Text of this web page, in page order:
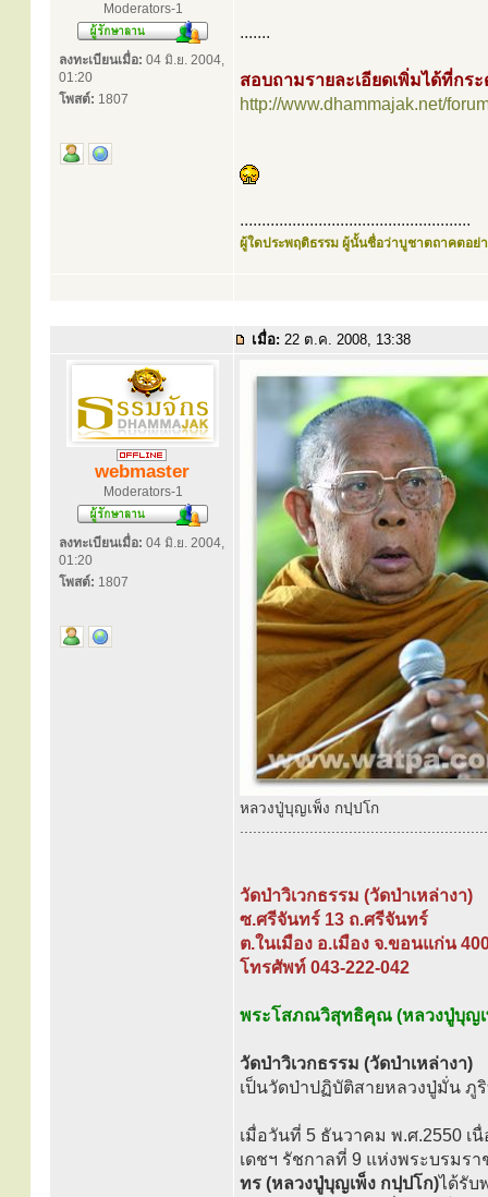
Moderators-1
ลงทะเบียนเมื่อ: 04 มิ.ย. 2004,
01:20
โพสต์: 1807
.......
สอบถามรายละเอียดเพิ่มได้ที่กร
http://www.dhammajak.net/
.....................................................
ผู้ใดประพฤติธรรม ผู้นั้นชื่อว่าบูชาตถาคตอย่า
เมื่อ: 22 ต.ค. 2008, 13:38
webmaster
Moderators-1
ลงทะเบียนเมื่อ: 04 มิ.ย. 2004,
01:20
โพสต์: 1807
หลวงปู่บุญเพ็ง กปฺปโก
วัดป่าวิเวกธรรม (วัดป่าเหล่างา)
ซ.ศรีจันทร์ 13 ถ.ศรีจันทร์
ต.ในเมือง อ.เมือง จ.ขอนแก่น
โทรศัพท์ 043-222-042
พระโสภณวิสุทธิคุณ (หลวงปู่บุญเ
วัดป่าวิเวกธรรม (วัดป่าเหล่างา)
เป็นวัดป่าปฏิบัติสายหลวงปู่มั่น ภู
เมื่อวันที่ 5 ธันวาคม พ.ศ.2550 เ
เดชฯ รัชกาลที่ 9 แห่งพระบรมร
ทร (หลวงปู่บุญเพ็ง กปฺปโก)ได้รับ